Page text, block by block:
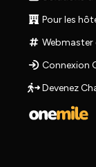
Pour les
Webmaster
Connexion
Devenez